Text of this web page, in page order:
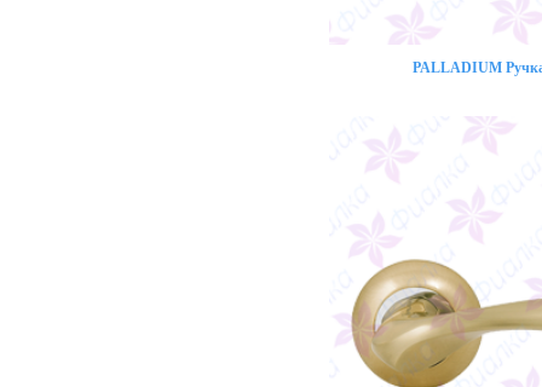
PALLADIUM